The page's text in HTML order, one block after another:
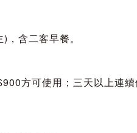
含二客早餐。
方可使用；三天以上連